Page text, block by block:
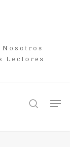
Nosotros
Lectores
search